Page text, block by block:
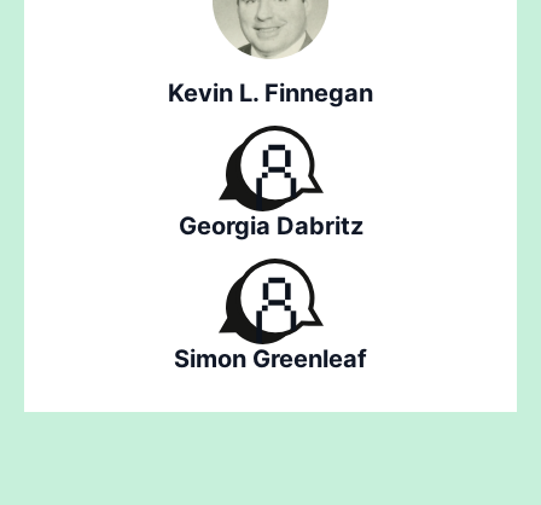
Kevin L. Finnegan
Georgia Dabritz
Simon Greenleaf